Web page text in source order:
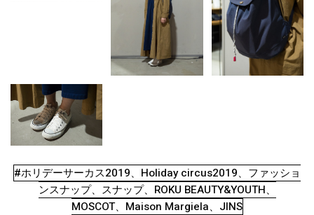
#ホリデーサーカス2019、Holiday circus2019、ファッショ
ンスナップ、スナップ、ROKU BEAUTY&YOUTH、
MOSCOT、Maison Margiela、JINS